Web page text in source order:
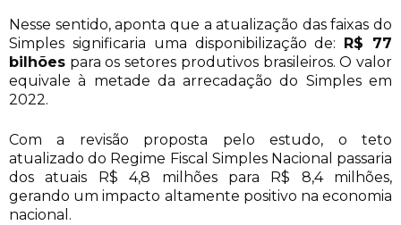
Nesse sentido, aponta que a atualização das faixas do
Simples significaria uma disponibilização de:
R$ 77
bilhões para os setores produtivos brasileiros. O valor
equivale à metade da arrecadação do Simples em
2022.
Com a revisão proposta pelo estudo, o teto
atualizado do Regime Fiscal Simples Nacional passaria
dos atuais R$ 4,8 milhões para R$ 8,4 milhões,
gerando um impacto altamente positivo na economia
nacional.